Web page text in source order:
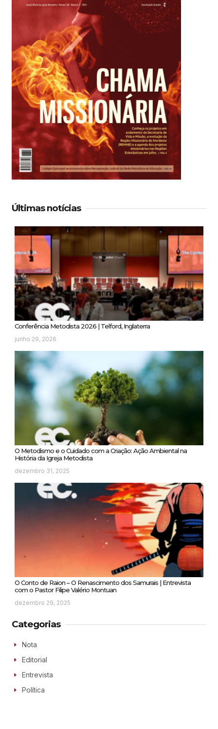
Últimas notícias
Conferência Metodista 2026 | Telford, Inglaterra
junho 29, 2026
O Metodismo e o Cuidado com a Criação: Ação Ambiental na
História da Igreja Metodista
dezembro 31, 2025
O Conto de Raion – O Renascimento dos Samurais | Entrevista
com o Pastor Filipe Valério Montuan
dezembro 29, 2025
Categorias
Nota
Editorial
Entrevista
Política